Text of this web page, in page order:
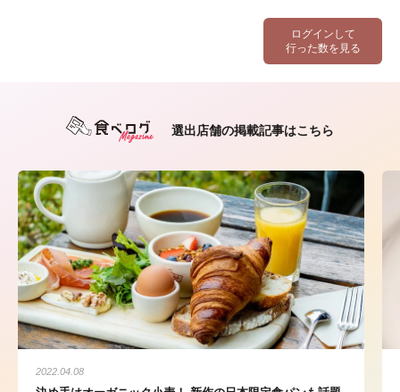
ログインして
行った数を見る
選出店舗の掲載記事はこちら
2022.04.08